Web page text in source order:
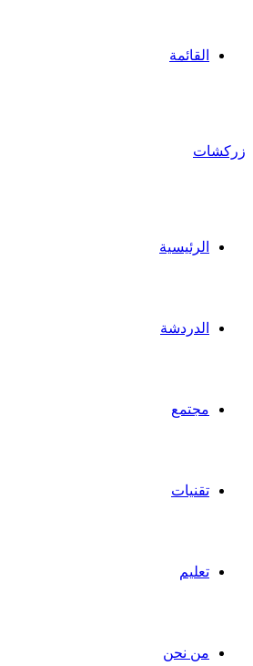
القائمة
زركشات
الرئيسية
الدردشة
مجتمع
تقنيات
تعليم
من نحن